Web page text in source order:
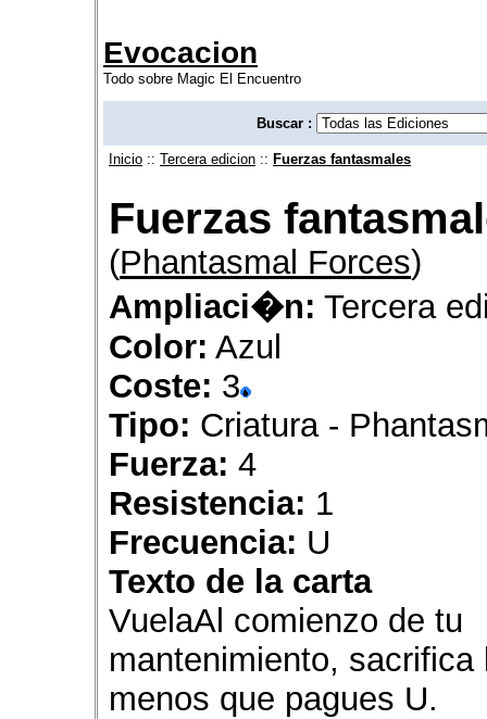
Evocacion
Todo sobre Magic El Encuentro
Buscar :
Inicio :: Tercera edicion :: Fuerzas fantasmales
Fuerzas
(Phantasmal Forces)
Ampliaci�n: Tercera
Color: Azul
Coste: 3
Tipo: Criatura -
Fuerza: 4
Resistencia: 1
Frecuencia: U
Texto de la carta
VuelaAl comienzo de tu
mantenimiento,
menos que pagues U.